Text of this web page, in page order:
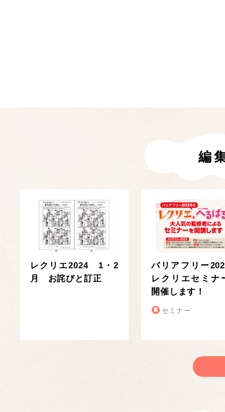
編
レクリエ2024 1・2
月 お詫びと訂正
バリアフリー
レクリエセミナ
開催します！
セミナー